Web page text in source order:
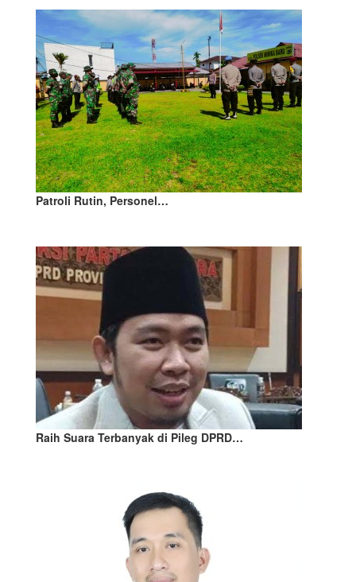
Patroli Rutin, Personel…
Raih Suara Terbanyak di Pileg DPRD…